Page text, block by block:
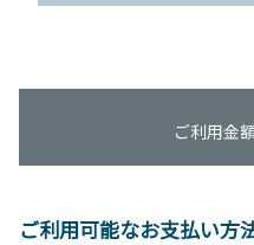
ご利用金
ご利用可能なお支払い方